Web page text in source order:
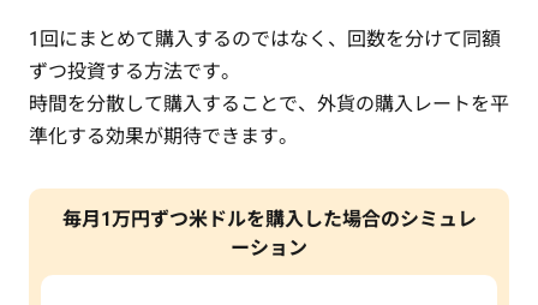
1回にまとめて購入するのではなく、回数を分けて同額
ずつ投資する方法です。
時間を分散して購入することで、外貨の購入レートを平
準化する効果が期待できます。
毎月1万円ずつ米ドルを購入した場合のシミュレ
ーション